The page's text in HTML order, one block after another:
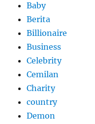
Baby
Berita
Billionaire
Business
Celebrity
Cemilan
Charity
country
Demon